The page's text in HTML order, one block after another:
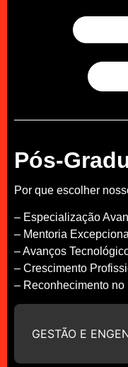
Pós-
Por que escolher
– Especialização
– Mentoria Excepcional
– Avanços
– Crescimento
– Reconhecimento no
GESTÃO E